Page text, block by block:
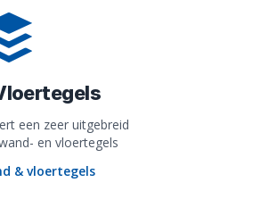
een zeer uitgebreid
en vloertegels
& vloertegels